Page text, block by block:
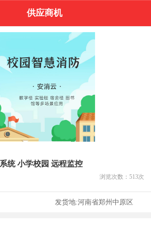
供应商机
统 小学校园 远程监控
浏览次数： 513次
发货地:河南省郑州中原区